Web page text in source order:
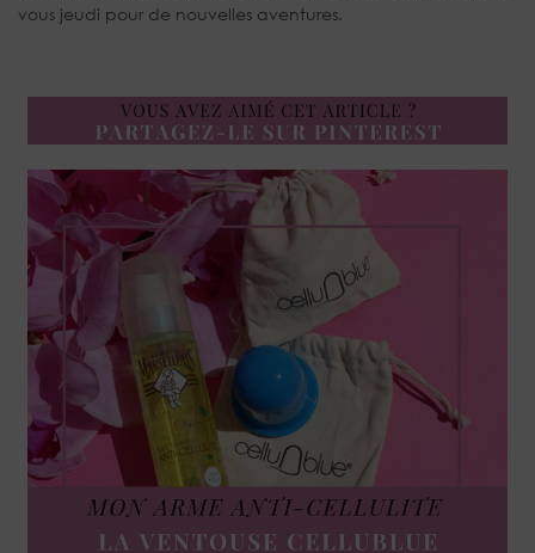
vous jeudi pour de nouvelles aventures.